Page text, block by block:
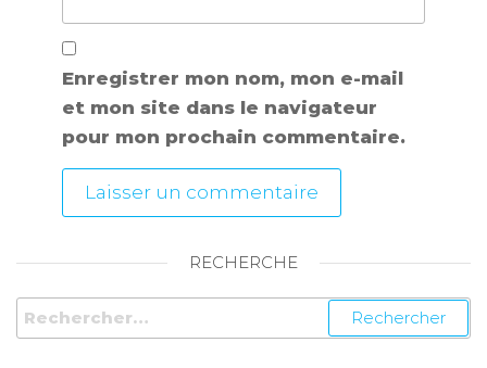
Enregistrer mon nom, mon e-mail
et mon site dans le navigateur
pour mon prochain commentaire.
RECHERCHE